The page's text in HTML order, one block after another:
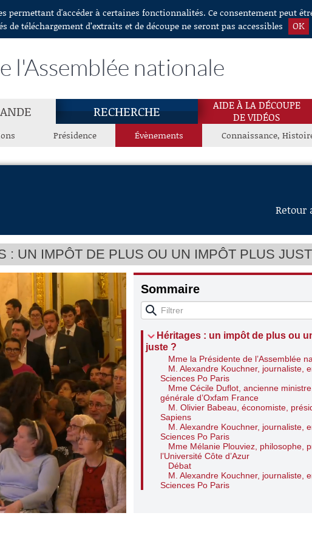
d'accéder à certaines fonctionnalités. Ce consentement peut
de téléchargement d’extraits et de découpe ne seront pas accessibles
OK
l'Assemblée nationale
RECHERCHE
AIDE À LA DÉCOUPE
DE VIDÉOS
Présidence Évènements Connaissance,
Retour
: UN IMPÔT DE PLUS OU UN IMPÔT PLUS
Sommaire
Héritages : un impôt de plus ou
juste ?
Mme la Présidente de l’Assemblée
M. Alexandre Kouchner, journaliste,
Sciences Po Paris
Mme Cécile Duflot, ancienne
générale d’Oxfam France
M. Olivier Babeau, économiste,
Sapiens
M. Alexandre Kouchner, journaliste,
Sciences Po Paris
Mme Mélanie Plouviez, philosophe,
l’Université Côte d’Azur
Débat
M. Alexandre Kouchner, journaliste,
Sciences Po Paris